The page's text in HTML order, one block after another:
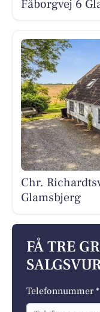
Fåborgvej 6
Chr.
Glamsbjerg
FÅ TRE
Telefonnummer *